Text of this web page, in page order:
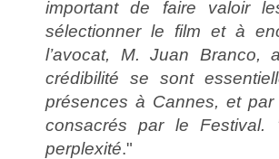
important de faire valoir
sélectionner le film et à
l’avocat, M. Juan
crédibilité se sont
présences à Cannes, et
consacrés par le
perplexité."